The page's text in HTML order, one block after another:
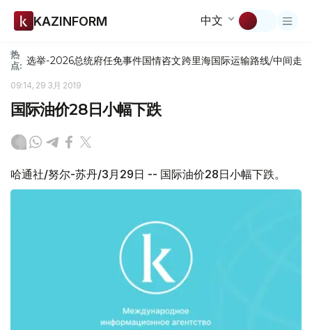
KAZINFORM 中文
热
点: 选举-2026总统府任免事件国情咨文跨里海国际运输路线/中间走廊
09:14, 29 3月 2019
国际油价28日小幅下跌
哈通社/努尔-苏丹/3月29日 -- 国际油价28日小幅下跌。